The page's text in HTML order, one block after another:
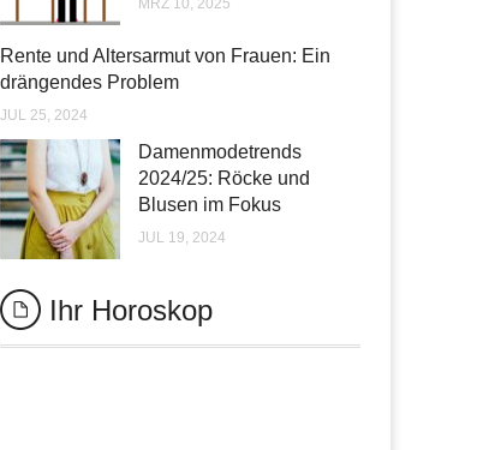
Rente und Altersarmut von Frauen: Ein
drängendes Problem
JUL 25, 2024
Damenmodetrends
2024/25: Röcke und
Blusen im Fokus
JUL 19, 2024
Ihr Horoskop